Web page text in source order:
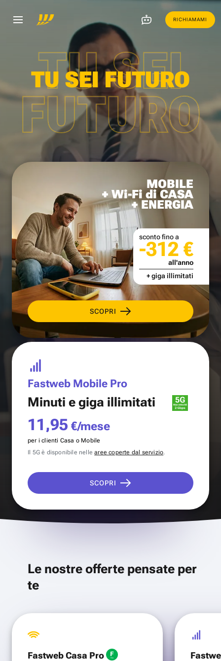
RICHIAMAMI
TU SEI
FUTURO
TU SEI FUTURO
MOBILE
+ Wi-Fi di CASA
+ ENERGIA
SCOPRI
sconto fino a
-312 €
all'anno
+ giga illimitati
Fastweb Mobile Pro
Minuti e giga illimitati
11,95 €/mese
per i clienti Casa o Mobile
Il 5G è disponibile nellearee coperte dal servizio.
SCOPRI
Le nostre offerte pensate per
te
Fastweb Casa Pro